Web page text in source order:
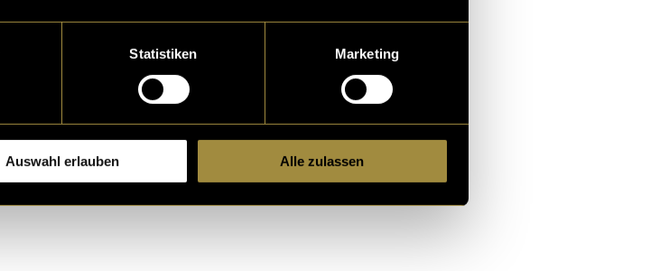
Statistiken Marketing
Auswahl erlauben Alle zulassen